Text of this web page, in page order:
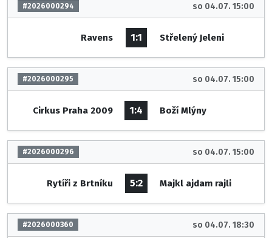
#2026000294 so 04.07. 15:00
Ravens 1:1 Střelený Jeleni
#2026000295 so 04.07. 15:00
Cirkus Praha 2009 1:4 Boží Mlýny
#2026000296 so 04.07. 15:00
Rytíři z Brtníku 5:2 Majkl ajdam rajli
#2026000360 so 04.07. 18:30